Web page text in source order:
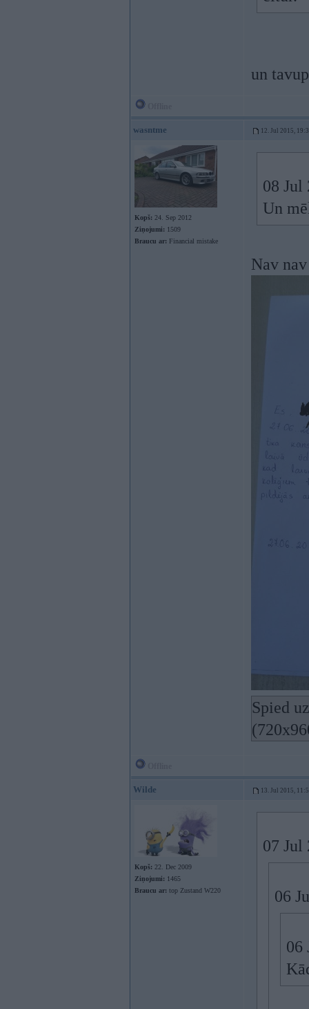
un
wasntme 12. Jul 2015,
Kopš: 24. Sep 2012
Ziņojumi: 1509
Braucu ar: Financial mistake
08 Jul
Un
Nav
Spied
Wilde 13. Jul 2015,
Kopš: 22. Dec 2009
Ziņojumi: 1465
Braucu ar: top Zustand W220
07 Jul
06
06